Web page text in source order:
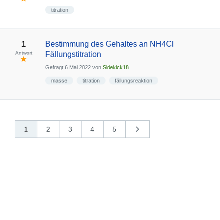
titration
1
Antwort
Bestimmung des Gehaltes an NH4Cl
Fällungstitration
Gefragt 6 Mai 2022 von Sidekick18
masse titration fällungsreaktion
1 2 3 4 5